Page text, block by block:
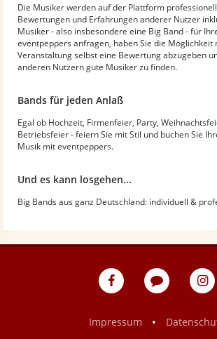
Die Musiker werden auf der Plattform
Bewertungen und Erfahrungen anderer Nutzer
Musiker - also insbesondere eine Big Band - für
eventpeppers anfragen, haben Sie die Möglichkeit
Veranstaltung selbst eine Bewertung abzugeben
anderen Nutzern gute Musiker zu finden.
Bands für jeden Anlaß
Egal ob Hochzeit, Firmenfeier, Party,
Betriebsfeier - feiern Sie mit Stil und buchen Sie
Musik mit eventpeppers.
Und es kann losgehen...
Big Bands aus ganz Deutschland: individuell &
eventpeppers
Blog
Impressum
•